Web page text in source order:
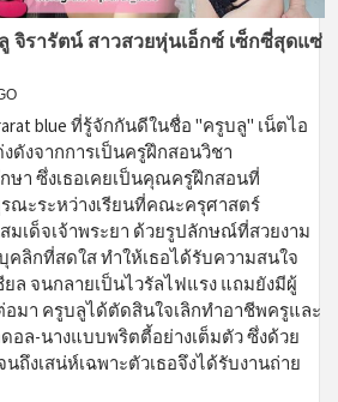
จิรารัตน์ สาวสวยหุ่นเอ็กซ์ เซ็กซี่สุดแซ่
blue ที่รู้จักกันดีในชื่อ "ครูบลู" เน็ตไอ
ดังจากการเป็นครูฝึกสอนวิชา
า ซึ่งเธอเคยเป็นคุณครูฝึกสอนที่
รณะระหว่างเรียนที่คณะครุศาสตร์
เด็จเจ้าพระยา ด้วยรูปลักษณ์ที่สวยงาม
ลิกที่สดใส ทำให้เธอได้รับความสนใจ
ยล จนกลายเป็นไวรัลไฟแรง แถมยังมีผู้
มา ครูบลูได้ตัดสินใจเลิกทำอาชีพครูและ
อล-นางแบบพริตตี้อย่างเต็มตัว ซึ่งด้วย
ถึงเสน่ห์เฉพาะตัวเธอจึงได้รับงานถ่าย